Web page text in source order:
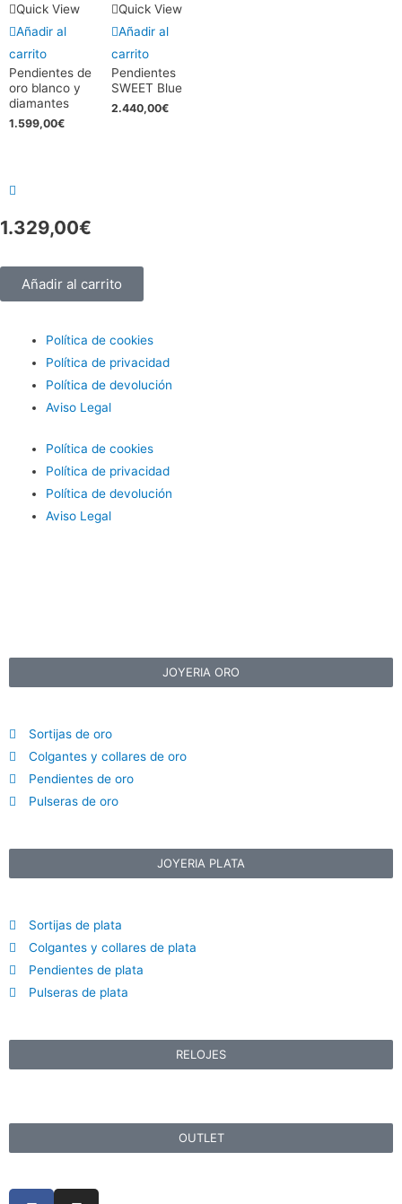
Quick View
Añadir al
carrito
Pendientes de
oro blanco y
diamantes
1.599,00€
Quick View
Añadir al
carrito
Pendientes
SWEET Blue
2.440,00€
1.329,00€
Añadir al carrito
Política de cookies
Política de privacidad
Política de devolución
Aviso Legal
Política de cookies
Política de privacidad
Política de devolución
Aviso Legal
JOYERIA ORO
Sortijas de oro
Colgantes y collares de oro
Pendientes de oro
Pulseras de oro
JOYERIA PLATA
Sortijas de plata
Colgantes y collares de plata
Pendientes de plata
Pulseras de plata
RELOJES
OUTLET